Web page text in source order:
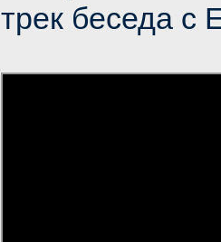
трек беседа с